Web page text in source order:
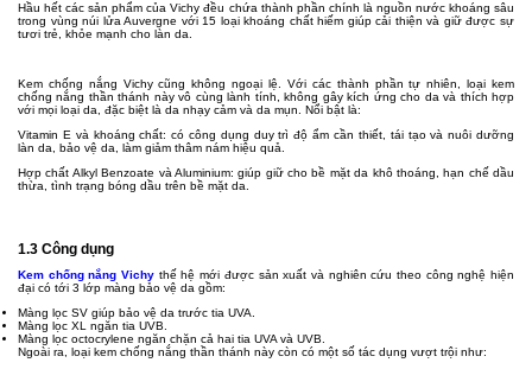
Hầu hết các sản phẩm của Vichy đều chứa thành phần chính là nguồn nước khoáng sâu
trong vùng núi lửa Auvergne với 15 loại khoáng chất hiếm giúp cải thiện và giữ được sự
tươi trẻ, khỏe mạnh cho làn da.
Kem chống nắng Vichy cũng không ngoại lệ. Với các thành phần tự nhiên, loại kem
chống nắng thần thánh này vô cùng lành tính, không gây kích ứng cho da và thích hợp
với mọi loại da, đặc biệt là da nhạy cảm và da mụn. Nổi bật là:
Vitamin E và khoáng chất: có công dụng duy trì độ ẩm cần thiết, tái tạo và nuôi dưỡng
làn da, bảo vệ da, làm giảm thâm nám hiệu quả.
Hợp chất Alkyl Benzoate và Aluminium: giúp giữ cho bề mặt da khô thoáng, hạn chế dầu
thừa, tình trạng bóng dầu trên bề mặt da.
1.3 Công dụng
Kem chống nắng Vichy thế hệ mới được sản xuất và nghiên cứu theo công nghệ hiện
đại có tới 3 lớp màng bảo vệ da gồm:
Màng lọc SV giúp bảo vệ da trước tia UVA.
Màng lọc XL ngăn tia UVB.
Màng lọc octocrylene ngăn chặn cả hai tia UVA và UVB.
Ngoài ra, loại kem chống nắng thần thánh này còn có một số tác dụng vượt trội như: